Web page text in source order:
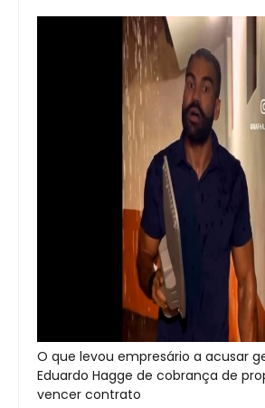
O que levou empresário a acusar
Eduardo Hagge de cobrança de
vencer contrato